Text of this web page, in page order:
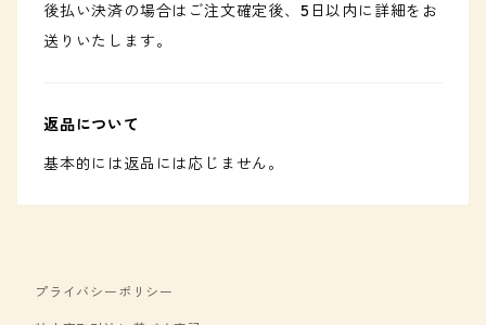
後払い決済の場合はご注文確定後、5日以内に詳細をお
送りいたします。
返品について
基本的には返品には応じません。
プライバシーポリシー